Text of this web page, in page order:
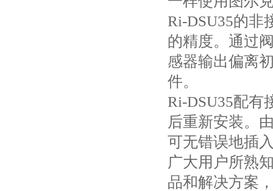
Ri-DSU35的非
的精度。通过
感器输出偏离
件。
Ri-DSU35配有
后重新安装。
可无错误地插
广大用户所熟
品和解决方案